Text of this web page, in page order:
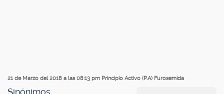
21 de Marzo del 2018 a las 08:13 pm Principio Activo (P.A) Furosemida
Sinónimos.